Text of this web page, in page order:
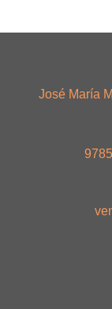
José María